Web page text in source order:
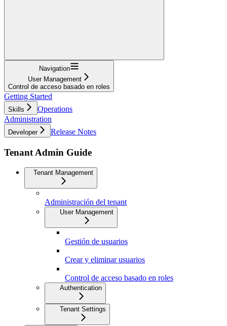
Navigation
User Management
Control de acceso basado en roles
Getting Started
Skills
Operations
Administration
Developer Release Notes
Tenant Admin Guide
Tenant Management
Administración del tenant
User Management
Gestión de usuarios
Crear y eliminar usuarios
Control de acceso basado en roles
Authentication
Tenant Settings